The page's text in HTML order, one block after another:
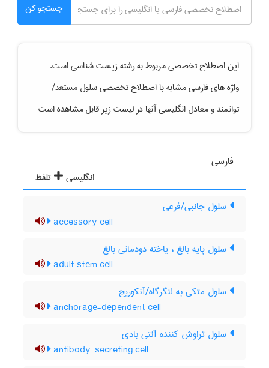
جستجو کن
این اصطلاح تخصصی مربوط به رشتهزيست شناسیاست.
واژه های فارسی مشابه با اصطلاح تخصصیسلول مستعد/
توانمندو معادل انگلیسی آنها در لیست زیر قابل مشاهده است
فارسی
انگلیسی
تلفظ
سلول جانبی/فرعی
accessory cell
سلول پایه بالغ ، یاخته دودمانی بالغ
adult stem cell
سلول متکی به لنگرگاه/آنکوریج
anchorage-dependent cell
سلول تراوش کننده آنتی بادی
antibody-secreting cell